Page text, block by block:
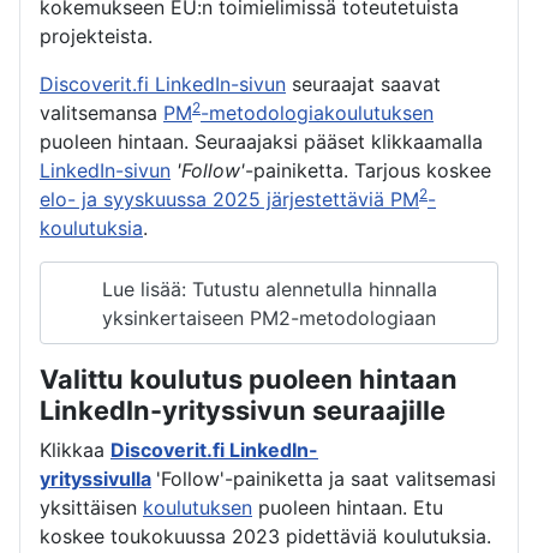
kokemukseen EU:n toimielimissä toteutetuista
projekteista.
Discoverit.fi LinkedIn-sivun seuraajat saavat
valitsemansa PM2-metodologiakoulutuksen
puoleen hintaan. Seuraajaksi pääset klikkaamalla
LinkedIn-sivun 'Follow'-painiketta. Tarjous koskee
elo- ja syyskuussa 2025 järjestettäviä PM2-
koulutuksia.
Lue lisää: Tutustu alennetulla hinnalla
yksinkertaiseen PM2-metodologiaan
Valittu koulutus puoleen hintaan
LinkedIn-yrityssivun seuraajille
Klikkaa Discoverit.fi LinkedIn-
yrityssivulla 'Follow'-painiketta ja saat valitsemasi
yksittäisen koulutuksen puoleen hintaan. Etu
koskee toukokuussa 2023 pidettäviä koulutuksia.